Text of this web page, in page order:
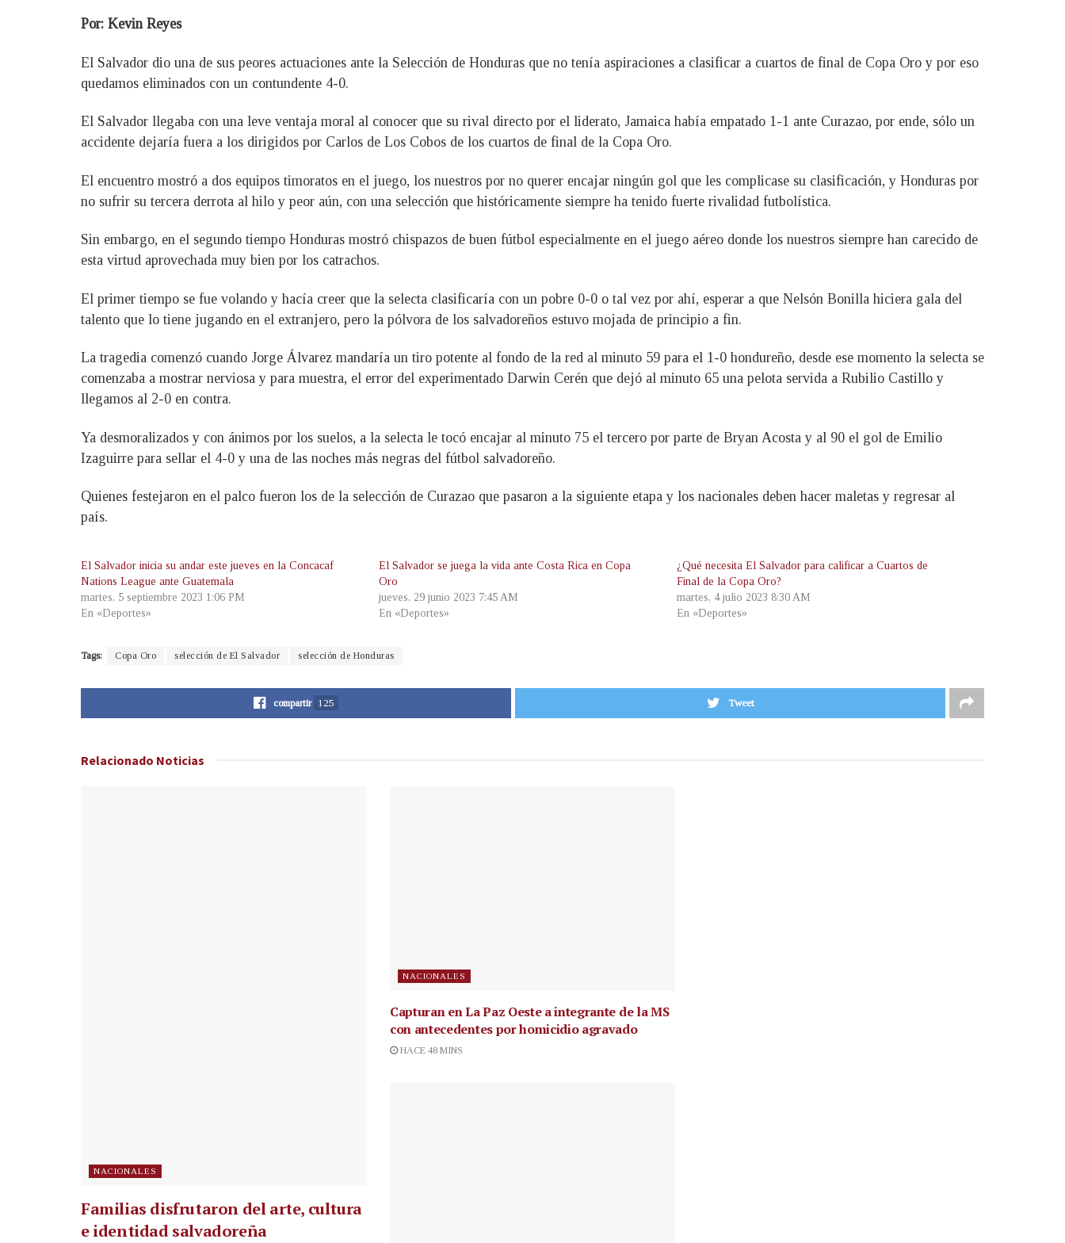
Por: Kevin Reyes
El Salvador dio una de sus peores actuaciones ante la Selección de Honduras que no tenía aspiraciones a clasificar a cuartos de final de Copa Oro y por eso
quedamos eliminados con un contundente 4-0.
El Salvador llegaba con una leve ventaja moral al conocer que su rival directo por el liderato, Jamaica había empatado 1-1 ante Curazao, por ende, sólo un
accidente dejaría fuera a los dirigidos por Carlos de Los Cobos de los cuartos de final de la Copa Oro.
El encuentro mostró a dos equipos timoratos en el juego, los nuestros por no querer encajar ningún gol que les complicase su clasificación, y Honduras por
no sufrir su tercera derrota al hilo y peor aún, con una selección que históricamente siempre ha tenido fuerte rivalidad futbolística.
Sin embargo, en el segundo tiempo Honduras mostró chispazos de buen fútbol especialmente en el juego aéreo donde los nuestros siempre han carecido de
esta virtud aprovechada muy bien por los catrachos.
El primer tiempo se fue volando y hacía creer que la selecta clasificaría con un pobre 0-0 o tal vez por ahí, esperar a que Nelsón Bonilla hiciera gala del
talento que lo tiene jugando en el extranjero, pero la pólvora de los salvadoreños estuvo mojada de principio a fin.
La tragedia comenzó cuando Jorge Álvarez mandaría un tiro potente al fondo de la red al minuto 59 para el 1-0 hondureño, desde ese momento la selecta se
comenzaba a mostrar nerviosa y para muestra, el error del experimentado Darwin Cerén que dejó al minuto 65 una pelota servida a Rubilio Castillo y
llegamos al 2-0 en contra.
Ya desmoralizados y con ánimos por los suelos, a la selecta le tocó encajar al minuto 75 el tercero por parte de Bryan Acosta y al 90 el gol de Emilio
Izaguirre para sellar el 4-0 y una de las noches más negras del fútbol salvadoreño.
Quienes festejaron en el palco fueron los de la selección de Curazao que pasaron a la siguiente etapa y los nacionales deben hacer maletas y regresar al
país.
El Salvador inicia su andar este jueves en la Concacaf
Nations League ante Guatemala
martes, 5 septiembre 2023 1:06 PM
En «Deportes»
El Salvador se juega la vida ante Costa Rica en Copa
Oro
jueves, 29 junio 2023 7:45 AM
En «Deportes»
¿Qué necesita El Salvador para calificar a Cuartos de
Final de la Copa Oro?
martes, 4 julio 2023 8:30 AM
En «Deportes»
Tags: Copa Oro selección de El Salvador selección de Honduras
compartir 125 Tweet
Relacionado Noticias
NACIONALES
Familias disfrutaron del arte, cultura
e identidad salvadoreña
NACIONALES
Capturan en La Paz Oeste a integrante de la MS
con antecedentes por homicidio agravado
HACE 48 MINS